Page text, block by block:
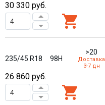
30 330 руб.
235/45 R18 98H
>20
Доставка
3-7 дн
26 860 руб.